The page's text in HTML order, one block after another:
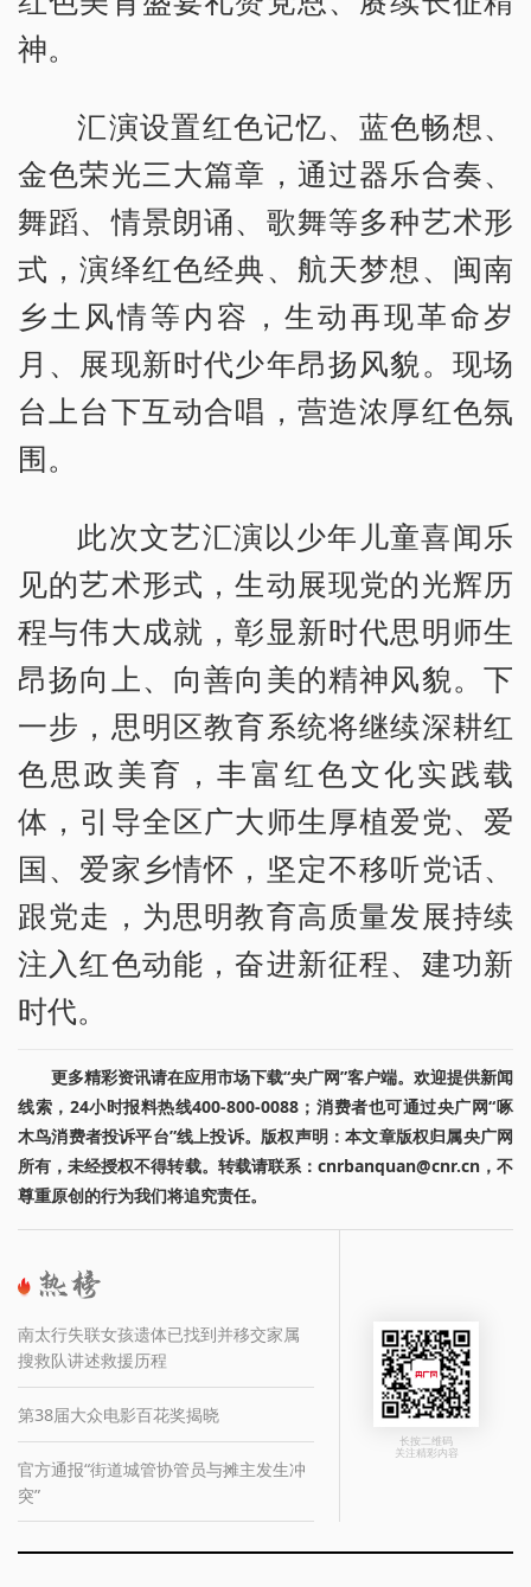
神。
汇演设置红色记忆、蓝色畅想、
金色荣光三大篇章，通过器乐合奏、
舞蹈、情景朗诵、歌舞等多种艺术形
式，演绎红色经典、航天梦想、闽南
乡土风情等内容，生动再现革命岁
月、展现新时代少年昂扬风貌。现场
台上台下互动合唱，营造浓厚红色氛
围。
此次文艺汇演以少年儿童喜闻乐
见的艺术形式，生动展现党的光辉历
程与伟大成就，彰显新时代思明师生
昂扬向上、向善向美的精神风貌。下
一步，思明区教育系统将继续深耕红
色思政美育，丰富红色文化实践载
体，引导全区广大师生厚植爱党、爱
国、爱家乡情怀，坚定不移听党话、
跟党走，为思明教育高质量发展持续
注入红色动能，奋进新征程、建功新
时代。
更多精彩资讯请在应用市场下载“央广网”客户端。欢迎提供新闻
线索，24小时报料热线400-800-0088；消费者也可通过央广网“啄
木鸟消费者投诉平台”线上投诉。版权声明：本文章版权归属央广网
所有，未经授权不得转载。转载请联系：cnrbanquan@cnr.cn，不
尊重原创的行为我们将追究责任。
南太行失联女孩遗体已找到并移交家属
搜救队讲述救援历程
第38届大众电影百花奖揭晓
官方通报“街道城管协管员与摊主发生冲
突”
长按二维码
关注精彩内容